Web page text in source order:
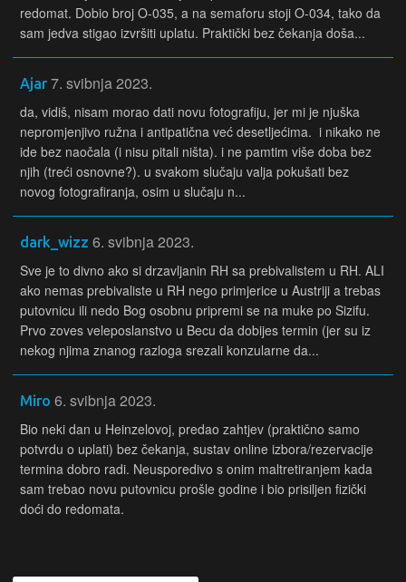
redomat. Dobio broj O-035, a na semaforu stoji O-034, tako da
sam jedva stigao izvršiti uplatu. Praktički bez čekanja doša...
Ajar 7. svibnja 2023.
da, vidiš, nisam morao dati novu fotografiju, jer mi je njuška
nepromjenjivo ružna i antipatična već desetljećima. i nikako ne
ide bez naočala (i nisu pitali ništa). i ne pamtim više doba bez
njih (treći osnovne?). u svakom slučaju valja pokušati bez
novog fotografiranja, osim u slučaju n...
dark_wizz 6. svibnja 2023.
Sve je to divno ako si drzavljanin RH sa prebivalistem u RH. ALI
ako nemas prebivaliste u RH nego primjerice u Austriji a trebas
putovnicu ili nedo Bog osobnu pripremi se na muke po Sizifu.
Prvo zoves veleposlanstvo u Becu da dobijes termin (jer su iz
nekog njima znanog razloga srezali konzularne da...
Miro 6. svibnja 2023.
Bio neki dan u Heinzelovoj, predao zahtjev (praktično samo
potvrdu o uplati) bez čekanja, sustav online izbora/rezervacije
termina dobro radi. Neusporedivo s onim maltretiranjem kada
sam trebao novu putovnicu prošle godine i bio prisiljen fizički
doći do redomata.